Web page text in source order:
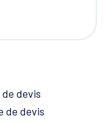
devis
de devis